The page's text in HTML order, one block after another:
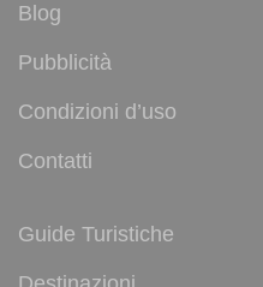
Blog
Pubblicità
Condizioni d’uso
Contatti
Guide Turistiche